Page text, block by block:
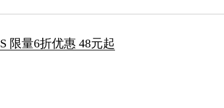
限量6折优惠 48元起